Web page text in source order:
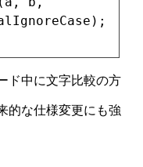
ド中に文字比較の方
的な仕様変更にも強